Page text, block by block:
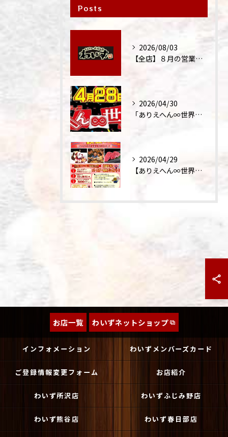
Posts
2026/08/03
【全店】８月の営業時間・ランチ営業につきまして
2026/04/30
「ありえへん∞世界」テレビ出演‼
2026/04/29
【ありえへん∞世界】バースデーステーキについて
お店一覧 わいずネットショップ
インフォメーション わいずメンバーズカード
ご登録情報変更フォーム お店紹介
わいず所沢店 わいずふじみ野店
わいず熊谷店 わいず春日部店